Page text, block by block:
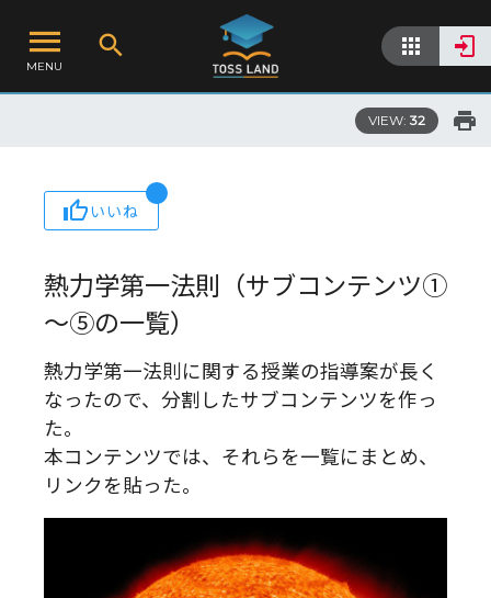
MENU
VIEW: 32
いいね
熱力学第一法則（サブコンテンツ①
～⑤の一覧）
熱力学第一法則に関する授業の指導案が長く
なったので、分割したサブコンテンツを作っ
た。
本コンテンツでは、それらを一覧にまとめ、
リンクを貼った。